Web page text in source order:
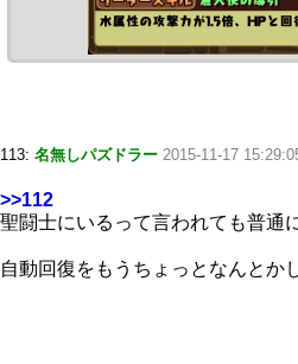
113: 名無しパズドラー 2015-11-17
>>112
聖闘士にいるって言われても普通
自動回復をもうちょっとなんとか